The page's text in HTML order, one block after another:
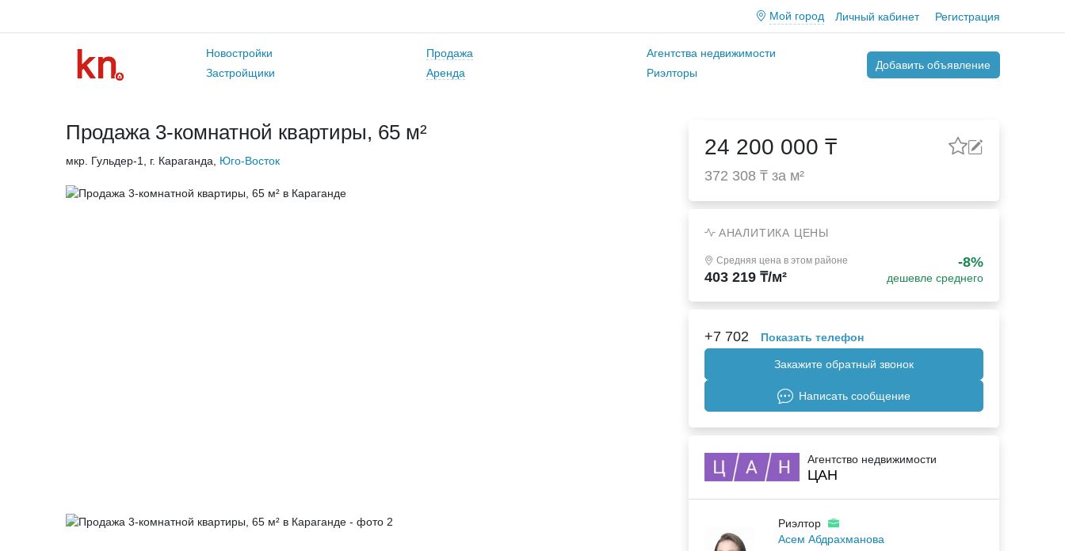
Мой город Личный кабинет Регистрация
Новостройки
Застройщики
Продажа
Аренда
Агентства недвижимости
Риэлторы
Добавить объявление
Продажа 3-комнатной квартиры, 65 м²
мкр. Гульдер-1, г. Караганда, Юго-Восток
24 200 000 ₸
372 308 ₸ за м²
АНАЛИТИКА ЦЕНЫ
Средняя цена в этом районе
403 219 ₸/м²
-8%
дешевле среднего
+7 702 Показать телефон
Закажите обратный звонок
Написать сообщение
Агентство недвижимости
ЦАН
Риэлтор
Асем Абдрахманова